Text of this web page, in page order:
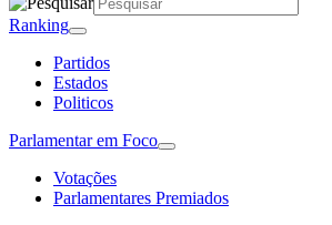
Ranking
Partidos
Estados
Politicos
Parlamentar em Foco
Votações
Parlamentares Premiados